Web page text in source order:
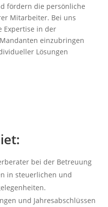
fördern die persönliche
Mitarbeiter. Bei uns
Expertise in der
einzubringen
Lösungen
bei der Betreuung
in steuerlichen und
und Jahresabschlüssen